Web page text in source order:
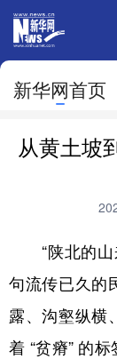
新华网首页
北京
山东
广东
四川
从黄土坡
“陕北的山
句流传已久的
露、沟壑纵横
着 “贫瘠” 的